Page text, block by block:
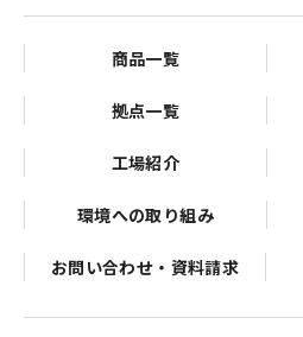
商品一覧
拠点一覧
工場紹介
環境への取り組み
お問い合わせ・資料請求